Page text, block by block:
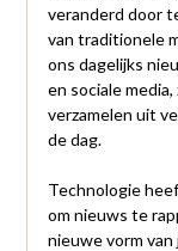
veranderd door
van traditionele
ons dagelijks
en sociale
verzamelen uit
de dag.
Technologie
om nieuws te
nieuwe vorm